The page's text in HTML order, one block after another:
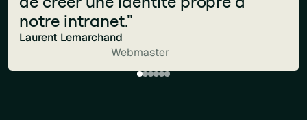
notre intranet."
Laurent Lemarchand
Webmaster
création."
Sophie Martin
Digital Communication Manager
avons un suivi personnalisé avec
un interlocuteur dédié. L’équipe est
réactive, à l’écoute et trouve
toujours des solutions rapidement.
et très bien accompagnée que je
Head of Group Digital & Media